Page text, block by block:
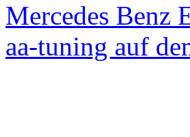
Mercedes Benz
aa-tuning auf